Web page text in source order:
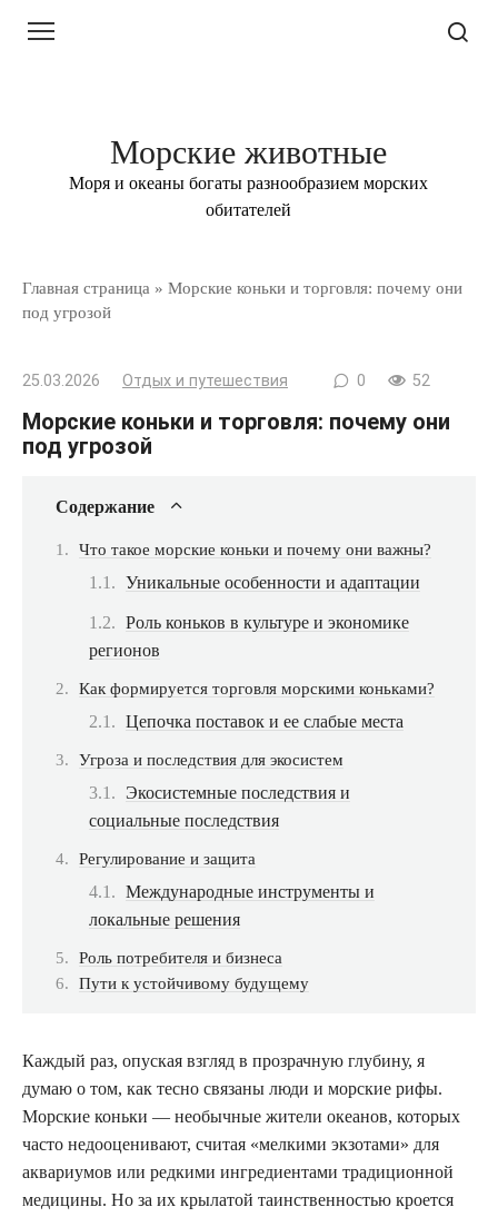
Морские животные
Моря и океаны богаты разнообразием морских
обитателей
Главная страница » Морские коньки и торговля: почему они
под угрозой
25.03.2026 Отдых и путешествия 0 52
Морские коньки и торговля: почему они
под угрозой
Содержание
Что такое морские коньки и почему они важны?
Уникальные особенности и адаптации
Роль коньков в культуре и экономике
регионов
Как формируется торговля морскими коньками?
Цепочка поставок и ее слабые места
Угроза и последствия для экосистем
Экосистемные последствия и
социальные последствия
Регулирование и защита
Международные инструменты и
локальные решения
Роль потребителя и бизнеса
Пути к устойчивому будущему
Каждый раз, опуская взгляд в прозрачную глубину, я
думаю о том, как тесно связаны люди и морские рифы.
Морские коньки — необычные жители океанов, которых
часто недооценивают, считая «мелкими экзотами» для
аквариумов или редкими ингредиентами традиционной
медицины. Но за их крылатой таинственностью кроется